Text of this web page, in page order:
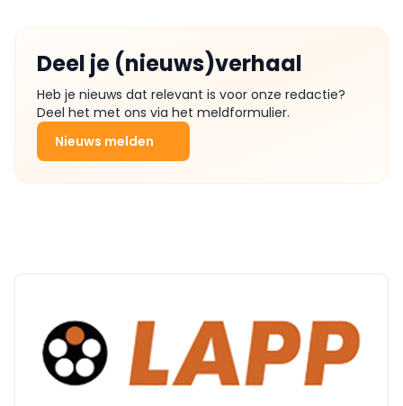
Deel je (nieuws)verhaal
Heb je nieuws dat relevant is voor onze redactie?
Deel het met ons via het meldformulier.
Nieuws melden